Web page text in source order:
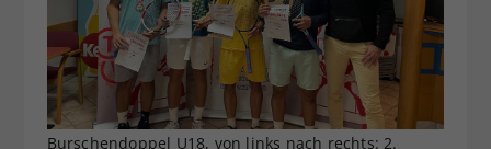
Burschendoppel U18, von links nach rechts: 2.